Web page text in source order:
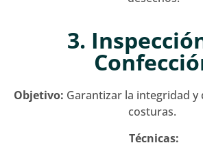
3.
Objetivo: Garantizar la integridad y
costuras.
Técnicas: